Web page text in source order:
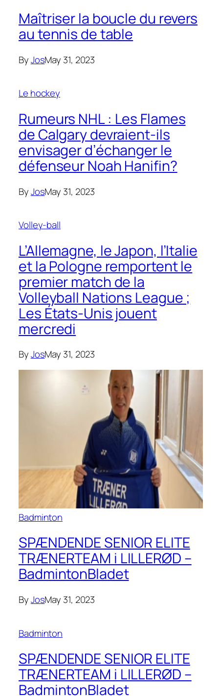
Maîtriser la boucle du revers
au tennis de table
ByJosMay 31, 2023
Le hockey
Rumeurs NHL : Les Flames
de Calgary devraient-ils
envisager d’échanger le
défenseur Noah Hanifin?
ByJosMay 31, 2023
Volley-ball
L’Allemagne, le Japon, l’Italie
et la Pologne remportent le
premier match de la
Volleyball Nations League ;
Les États-Unis jouent
mercredi
ByJosMay 31, 2023
Badminton
SPÆNDENDE SENIOR ELITE
TRÆNERTEAM i LILLERØD –
BadmintonBladet
ByJosMay 31, 2023
Badminton
SPÆNDENDE SENIOR ELITE
TRÆNERTEAM i LILLERØD –
BadmintonBladet